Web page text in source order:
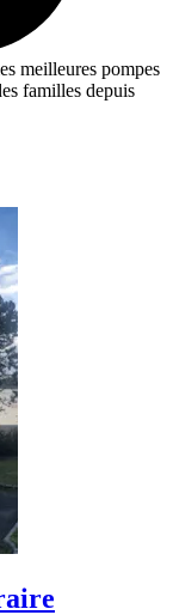
meilleures pompes
familles depuis